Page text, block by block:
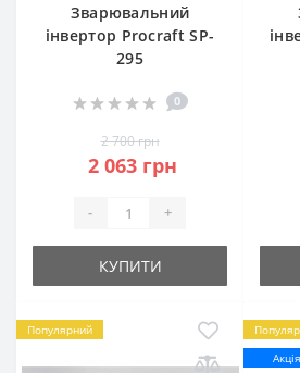
Зварювальний
інвертор Procraft SP-
295
0
2 700 грн
2 063 грн
- +
КУПИТИ
Популярний
Акція